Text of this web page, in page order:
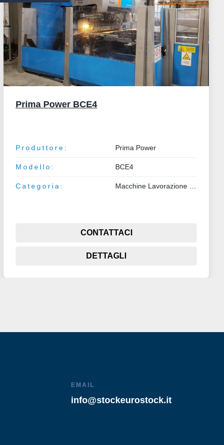
GILDEMEISTER VARI MODELLI
Produttore: GILDEMEISTER
Modello: VARI MODELLI
Categoria:
CONTATTACI
DETTAGLI
EMAIL
info@stockeurostock.it